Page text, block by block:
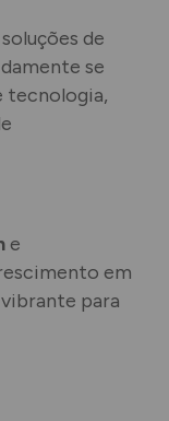
de
se
tecnologia,
e
em
para